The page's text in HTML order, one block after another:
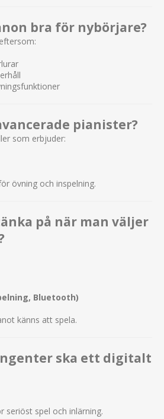
bra för nybörjare?
pianister?
som erbjuder:
övning och inspelning.
på när man väljer
Bluetooth)
känns att spela.
ska ett digitalt
seriöst spel och inlärning.